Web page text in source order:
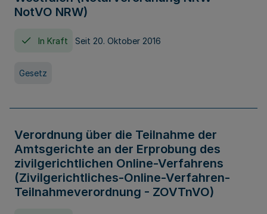
NotVO NRW)
In Kraft Seit 20. Oktober 2016
Gesetz
Verordnung über die Teilnahme der
Amtsgerichte an der Erprobung des
zivilgerichtlichen Online-Verfahrens
(Zivilgerichtliches-Online-Verfahren-
Teilnahmeverordnung - ZOVTnVO)